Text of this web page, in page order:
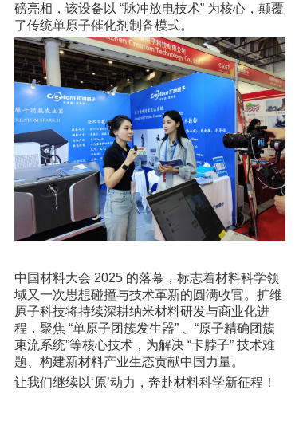
磅亮相，该设备以 “脉冲放电技术” 为核心，颠覆
了传统单原子催化剂制备模式。
中国材料大会 2025 的落幕，标志着材料科学领
域又一次思想碰撞与技术革新的圆满收官。扩维
原子科技将持续深耕纳米材料研发与商业化进
程，聚焦 “单原子团簇发生器” 、“原子精确团簇
束流系统”等核心技术，为解决 “卡脖子” 技术难
题、构建新材料产业生态贡献中国力量。
让我们继续以‘原’动力，奔赴材料科学新征程！